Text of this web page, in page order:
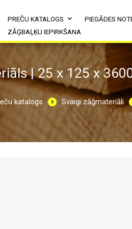
PREČU KATALOGS PIEGĀDES
ZĀĢBAĻĶU IEPIRKŠANA
| 25 x 125 x
katalogs Svaigi zāģmateriāli